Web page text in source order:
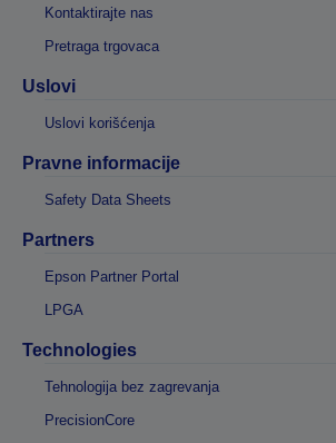
Kontaktirajte nas
Pretraga trgovaca
Uslovi
Uslovi korišćenja
Pravne informacije
Safety Data Sheets
Partners
Epson Partner Portal
LPGA
Technologies
Tehnologija bez zagrevanja
PrecisionCore